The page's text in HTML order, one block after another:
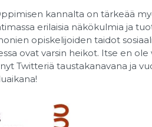
kannalta on tärkeää
erilaisia näkökulmia ja
opiskelijoiden taidot
ovat varsin heikot. Itse en
Twitteriä taustakanavana ja